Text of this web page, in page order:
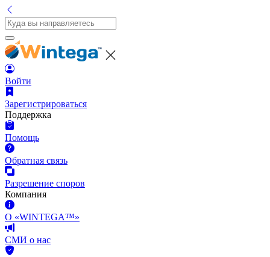
Войти
Зарегистрироваться
Поддержка
Помощь
Обратная связь
Разрешение споров
Компания
О «WINTEGA™»
СМИ о нас